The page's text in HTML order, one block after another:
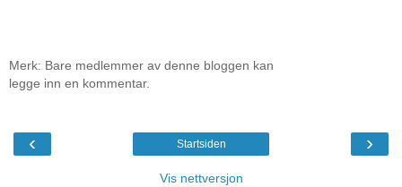
Merk: Bare medlemmer av denne bloggen kan
legge inn en kommentar.
‹ ›
Startsiden
Vis nettversjon